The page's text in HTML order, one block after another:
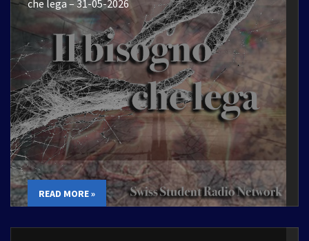
che lega – 31-05-2026
READ MORE »